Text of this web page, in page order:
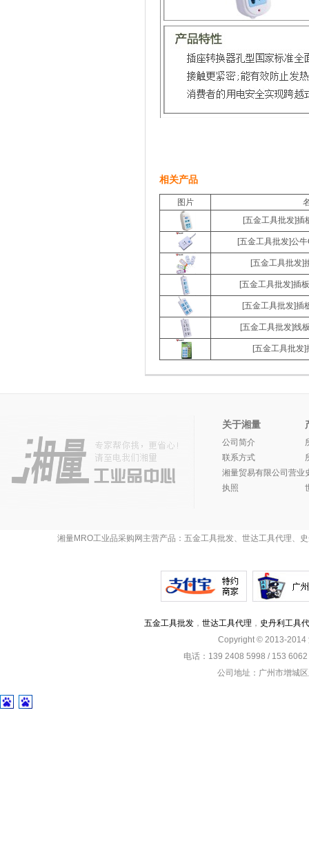
相关产品
图片
[五金工具批发]
[五金工具批发]公
[五金工具批发]
[五金工具批发]插
[五金工具批发]插
[五金工具批发]线
[五金工具批发
关于湘量
公司简介
联系方式
湘量贸易有限公司营业
执照
湘量MRO工业品采购网主营产品：五金工具批发、世达工具代理、
五金工具批发 ， 世达工具代理 ， 史丹利工具
Copyright © 2013-2014
电话：139 2408 5998 / 153
公司地址：广州市增城